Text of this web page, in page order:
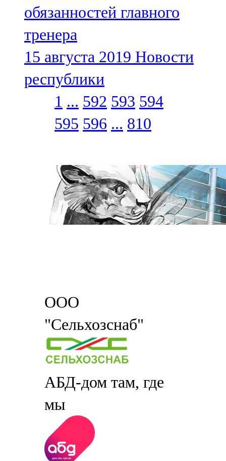
обязанностей главного
тренера
15 августа 2019 Новости
республики
1 ... 592 593 594
595 596 ... 810
ООО
"Сельхозснаб"
АБД-дом там, где
мы